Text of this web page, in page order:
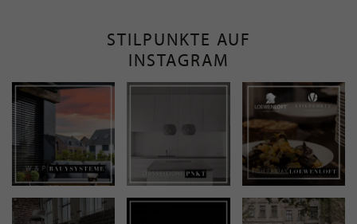
STILPUNKTE AUF
INSTAGRAM